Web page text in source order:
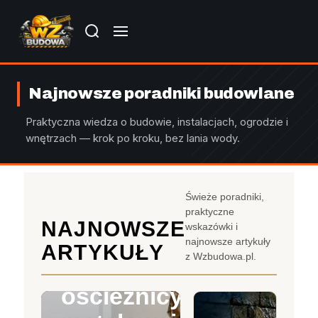
Najnowsze poradniki budowlane
Praktyczna wiedza o budowie, instalacjach, ogrodzie i
wnętrzach — krok po kroku, bez lania wody.
NAJNOWSZE
ARTYKUŁY
Świeże poradniki,
praktyczne
wskazówki i
najnowsze artykuły
z Wzbudowa.pl.
BUDOWA
Demontaż
ościeżnicy